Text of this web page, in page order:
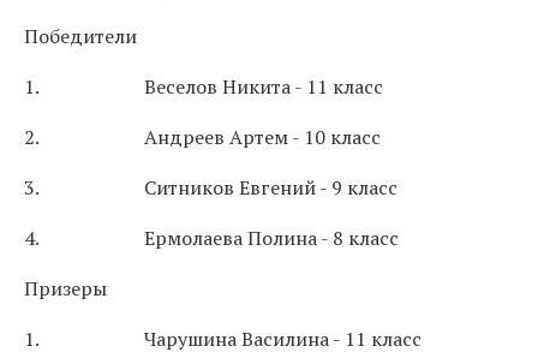
Победители
1. Веселов Никита - 11 класс
2. Андреев Артем - 10 класс
3. Ситников Евгений - 9 класс
4. Ермолаева Полина - 8 класс
Призеры
1. Чарушина Василина - 11 класс